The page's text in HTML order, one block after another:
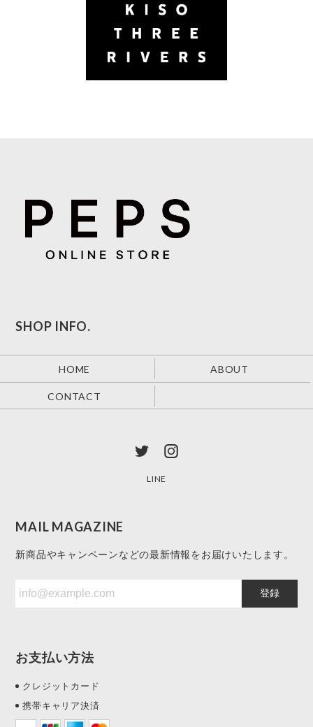
SHOP INFO.
HOME ABOUT
CONTACT
LINE
MAIL MAGAZINE
新商品やキャンペーンなどの最新情報をお届けいたします。
登録
お支払い方法
クレジットカード
携帯キャリア決済